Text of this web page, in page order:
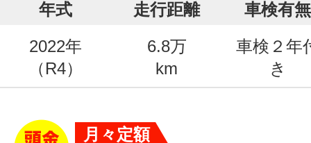
年式 走行距離
車検有無
2022年
（R4）
6.8万
km
車検２年
き
月々定額